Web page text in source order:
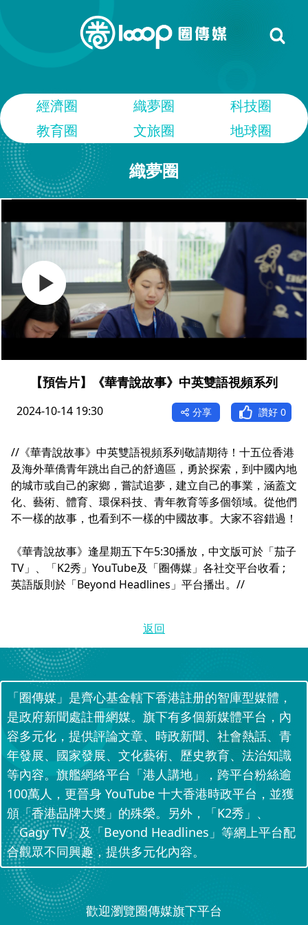
經濟圈 織夢圈
科技圈
教育圈
文旅圈 地球圈
織夢圈
【預告片】《華青說故事》中英雙語視頻系列
2024-10-14 19:30 分享 讚好 0
//《華青說故事》中英雙語視頻系列敬請期待！十五位香港
及海外華僑青年跳出自己的舒適區，勇於探索，到中國內地
的城市或自己的家鄉，嘗試追夢，建立自己的事業，涵蓋文
化、藝術、體育、環保科技、青年教育等多個領域。從他們
不一樣的故事，也看到不一樣的中國故事。大家不容錯過！
《華青說故事》逢星期五下午5:30播放，中文版可於「茄子
TV」、「K2秀」YouTube及「圈傳媒」各社交平台收看 ;
英語版則於「Beyond Headlines」平台播出。//
返回
「圈傳媒」是齊心基金轄下香港註册的智庫型媒體，
是政府新聞處註冊網媒。旗下有多個新媒體平台，內
容多元化，提供評論文章、時政新聞、社會熱話、青
年發展、國家發展、文化藝術、歷史教育、法治知識
等內容。旗艦網絡平台「港人講地」，跨平台粉絲逾
100萬人，更晉身 YouTube 十大香港時政平台，並獲
頒「香港品牌大奬」的殊榮。另外，「K2秀」、
「Gagy TV」及「Beyond Headlines」等網上平台配
合觀眾不同興趣，提供多元化內容。
歡迎瀏覽圈傳媒旗下平台